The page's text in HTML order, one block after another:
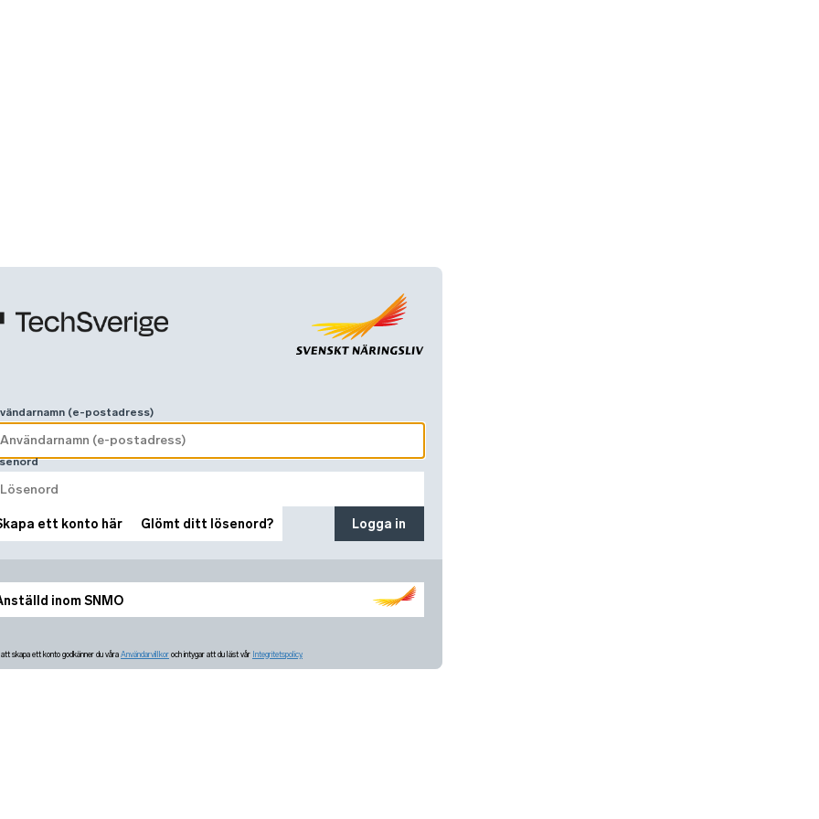
inom SNMO
(e-postadress)
ett konto här Glömt ditt lösenord? Logga in
skapa ett konto godkänner du våra Användarvillkor och intygar att du läst vår Integritetspolicy.